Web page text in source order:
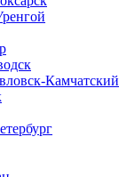
Камчатский